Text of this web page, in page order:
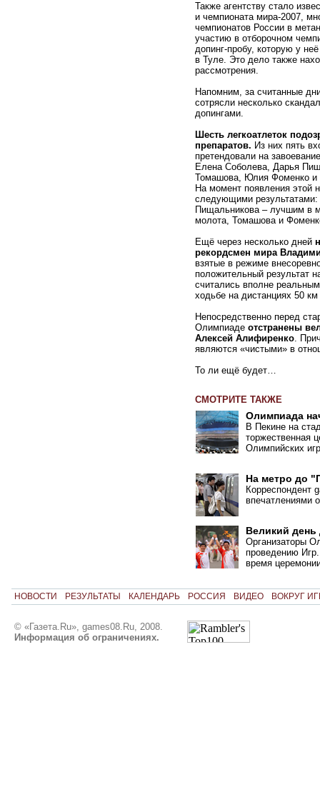
Также агентству стало
и чемпионата мира-2007,
чемпионатов России в
участию в отборочном
допинг-пробу, которую у
в Туле. Это дело также
рассмотрения.
Напомним, за считанные
сотрясли несколько
допингами.
Шесть легкоатлеток
препаратов. Из них пять
претендовали на
Елена Соболева, Дарья
Томашова, Юлия Фоменко и
На момент появления этой
следующими
Пищальникова – лучшим в
молота, Томашова и
Ещё через несколько дней
рекордсмен мира
взятые в режиме
положительный результат
считались вполне
ходьбе на дистанциях 50
Непосредственно перед
Олимпиаде отстранены
Алексей Алифиренко.
являются «чистыми» в
То ли ещё будет…
СМОТРИТЕ ТАКЖЕ
Олимпиада
В Пекине на
торжественная
Олимпийских
На метро до
Корреспондент
впечатлениями
Великий день
Организаторы
проведению
время
НОВОСТИ РЕЗУЛЬТАТЫ КАЛЕНДАРЬ РОССИЯ ВИДЕО ВОКРУГ
© «Газета.Ru», games08.Ru, 2008.
Информация об ограничениях.